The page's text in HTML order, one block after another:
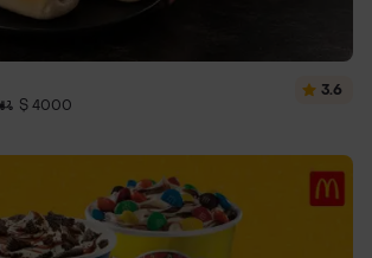
$ 4000
3.6